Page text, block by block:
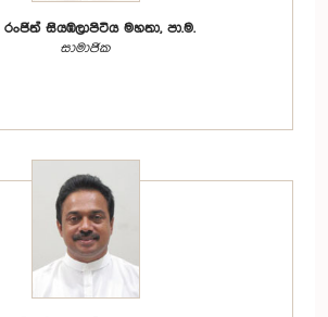
සියඹලාපිටිය මහතා, පා.ම.
සාමාජික